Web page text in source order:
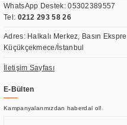
WhatsApp Destek:05302389557
Tel: 0212 293 58 26
Adres: Halkalı Merkez, Basın
Küçükçekmece/İstanbul
İletişim Sayfası
E-Bülten
Kampanyalarımızdan haberdal ol!